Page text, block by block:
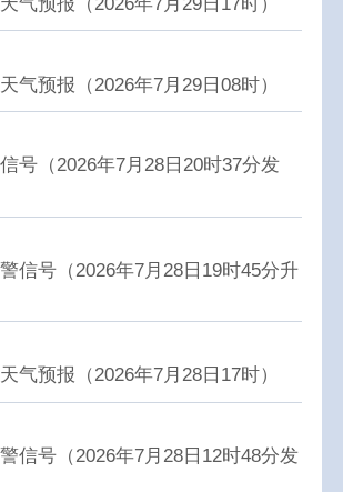
气预报（2026年7月29日08时）
号（2026年7月28日20时37分发
信号（2026年7月28日19时45分升
气预报（2026年7月28日17时）
信号（2026年7月28日12时48分发